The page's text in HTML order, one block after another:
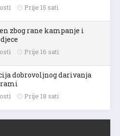
Prije 15 sati
zbog rane kampanje i
Prije 16 sati
dobrovoljnog darivanja
Prije 18 sati